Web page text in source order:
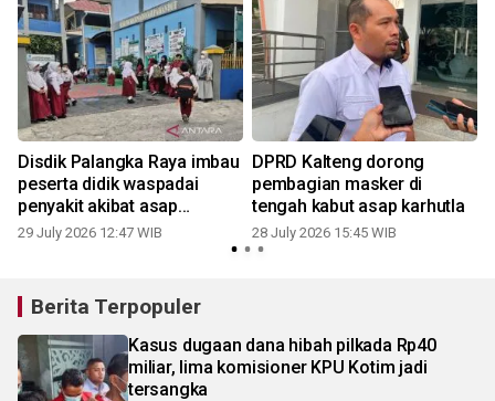
Disdik Palangka Raya imbau
peserta didik waspadai
penyakit akibat asap
karhutla
29 July 2026 12:47 WIB
DPRD Kalteng dorong
pembagian masker di
tengah kabut asap karhutla
28 July 2026 15:45 WIB
Berita Terpopuler
Kasus dugaan dana hibah pilkada Rp40
miliar, lima komisioner KPU Kotim jadi
tersangka